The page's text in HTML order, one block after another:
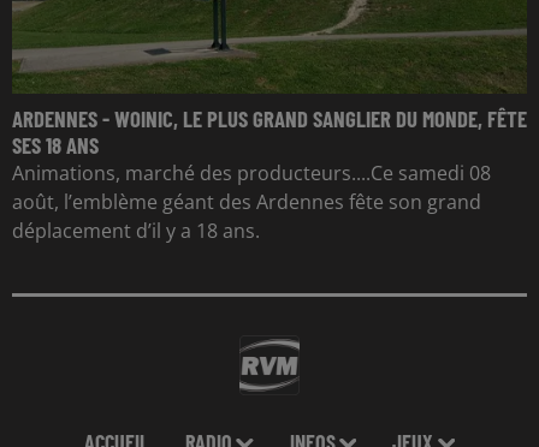
ARDENNES - WOINIC, LE PLUS GRAND SANGLIER DU MONDE, FÊTE
SES 18 ANS
Animations, marché des producteurs....Ce samedi 08
août, l’emblème géant des Ardennes fête son grand
déplacement d’il y a 18 ans.